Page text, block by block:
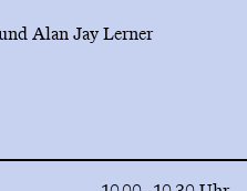
Alan Jay Lerner